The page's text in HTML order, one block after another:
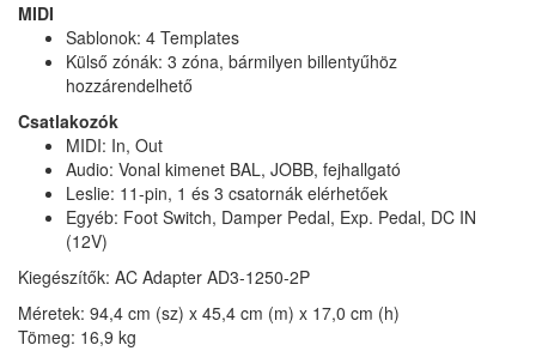
MIDI
Sablonok: 4 Templates
Külső zónák: 3 zóna, bármilyen billentyűhöz
hozzárendelhető
Csatlakozók
MIDI: In, Out
Audio: Vonal kimenet BAL, JOBB, fejhallgató
Leslie: 11-pin, 1 és 3 csatornák elérhetőek
Egyéb: Foot Switch, Damper Pedal, Exp. Pedal, DC IN
(12V)
Kiegészítők: AC Adapter AD3-1250-2P
Méretek: 94,4 cm (sz) x 45,4 cm (m) x 17,0 cm (h)
Tömeg: 16,9 kg